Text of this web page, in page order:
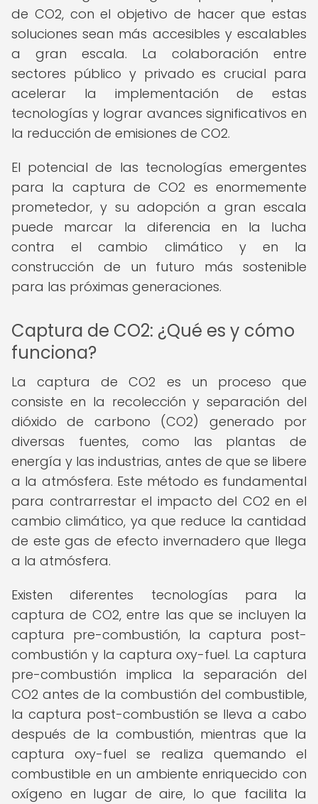
de CO2, con el objetivo de hacer que estas
soluciones sean más accesibles y escalables
a gran escala. La colaboración entre
sectores público y privado es crucial para
acelerar la implementación de estas
tecnologías y lograr avances significativos en
la reducción de emisiones de CO2.
El potencial de las tecnologías emergentes
para la captura de CO2 es enormemente
prometedor, y su adopción a gran escala
puede marcar la diferencia en la lucha
contra el cambio climático y en la
construcción de un futuro más sostenible
para las próximas generaciones.
Captura de CO2: ¿Qué es y cómo
funciona?
La captura de CO2 es un proceso que
consiste en la recolección y separación del
dióxido de carbono (CO2) generado por
diversas fuentes, como las plantas de
energía y las industrias, antes de que se libere
a la atmósfera. Este método es fundamental
para contrarrestar el impacto del CO2 en el
cambio climático, ya que reduce la cantidad
de este gas de efecto invernadero que llega
a la atmósfera.
Existen diferentes tecnologías para la
captura de CO2, entre las que se incluyen la
captura pre-combustión, la captura post-
combustión y la captura oxy-fuel. La captura
pre-combustión implica la separación del
CO2 antes de la combustión del combustible,
la captura post-combustión se lleva a cabo
después de la combustión, mientras que la
captura oxy-fuel se realiza quemando el
combustible en un ambiente enriquecido con
oxígeno en lugar de aire, lo que facilita la